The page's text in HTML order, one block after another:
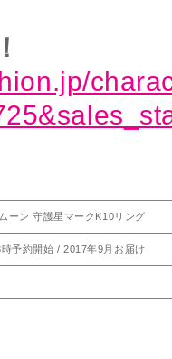
ーン 守護星マークK10リング
予約開始 / 2017年9月お届け